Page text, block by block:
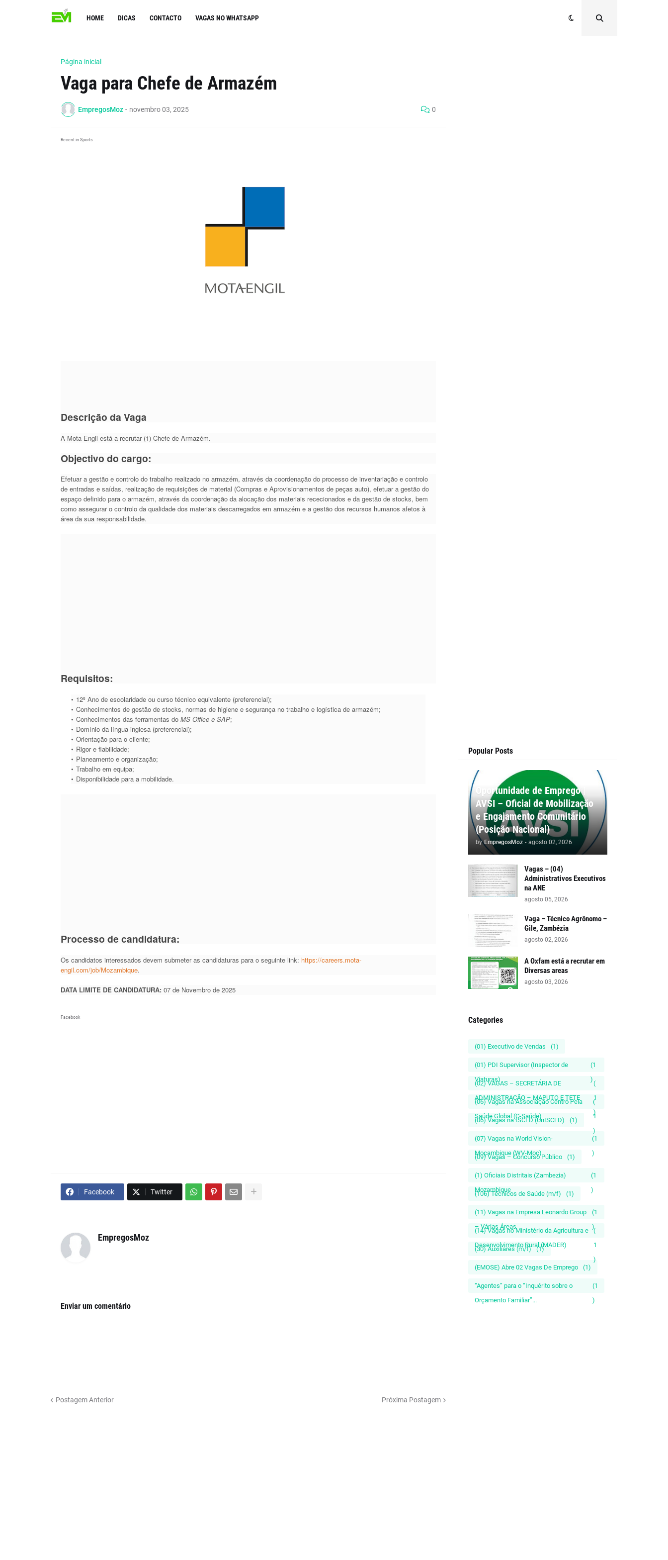
HOME DICAS CONTACTO VAGAS NO WHATSAPP
Página inicial
Vaga para Chefe de Armazém
EmpregosMoz - novembro 03, 2025 0
Recent in Sports
Descrição da Vaga
A Mota-Engil está a recrutar (1) Chefe de Armazém.
Objectivo do cargo:
Efetuar a gestão e controlo do trabalho realizado no armazém, através da coordenação do processo de inventariação e controlo
de entradas e saídas, realização de requisições de material (Compras e Aprovisionamentos de peças auto), efetuar a gestão do
espaço definido para o armazém, através da coordenação da alocação dos materiais rececionados e da gestão de stocks, bem
como assegurar o controlo da qualidade dos materiais descarregados em armazém e a gestão dos recursos humanos afetos à
área da sua responsabilidade.
Requisitos:
12º Ano de escolaridade ou curso técnico equivalente (preferencial);​
Conhecimentos de gestão de stocks, normas de higiene e segurança no trabalho e logística de armazém;
Conhecimentos das ferramentas doMS Officee SAP;
Domínio da língua inglesa (preferencial);
Orientação para o cliente;​
Rigor e fiabilidade;
Planeamento e organização;​
Trabalho em equipa;​
Disponibilidade para a mobilidade.
Processo de candidatura:
Os candidatos interessados devem submeter as candidaturas para o seguinte link: https://careers.mota-
engil.com/job/Mozambique.
DATA LIMITE DE CANDIDATURA: 07 de Novembro de 2025
Facebook
Facebook Twitter
EmpregosMoz
Enviar um comentário
Postagem Anterior Próxima Postagem
Popular Posts
Oportunidade de Emprego |
AVSI – Oficial de Mobilização
e Engajamento Comunitário
(Posição Nacional)
by EmpregosMoz - agosto 02, 2026
Vagas – (04)
Administrativos Executivos
na ANE
agosto 05, 2026
Vaga – Técnico Agrônomo –
Gile, Zambézia
agosto 02, 2026
A Oxfam está a recrutar em
Diversas areas
agosto 03, 2026
Categories
(01) Executivo de Vendas (1)
(01) PDI Supervisor (Inspector de
Viaturas)
(1
)
(02) VAGAS – SECRETÁRIA DE
ADMINISTRAÇÃO – MAPUTO E TETE
(
1
)
(06) Vagas na Associação Centro Pela
Saúde Global (C-Saúde)
(
1
)
(06) Vagas na ISCED (UnISCED) (1)
(07) Vagas na World Vision-
Moçambique (WV-Moç)
(1
)
(09) Vagas – Concurso Público (1)
(1) Oficiais Distritais (Zambezia)
Mozambique
(1
)
(106) Técnicos de Saúde (m/f) (1)
(11) Vagas na Empresa Leonardo Group
– Várias Áreas
(1
)
(14) Vagas no Ministério da Agricultura e
Desenvolvimento Rural (MADER)
(
1
)
(30) Auxiliares (m/f) (1)
(EMOSE) Abre 02 Vagas De Emprego (1)
“Agentes” para o “Inquérito sobre o
Orçamento Familiar”...
(1
)